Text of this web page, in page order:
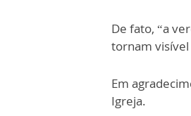
De fato, “a
tornam visível
Em
Igreja.